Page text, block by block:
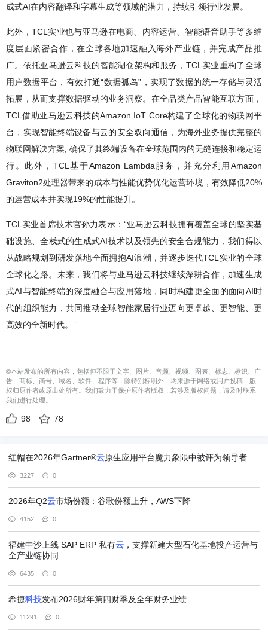
成式AI在内容翻译和字幕生成等领域的潜力，持续引领行业发展。
此外，TCL实业也与亚马逊在电商、内容运营、智能语音助手等多维
度层面紧密合作，在全球各地加速融入海外产业链，并完成产品推
广。依托亚马逊云科技的智能湖仓架构和服务，TCL实业重构了全球
用户数据平台，有效打通“数据孤岛”，实现了数据的统一存储与灵活
拓展，从而支撑数据驱动的业务洞察。在全品类产品智能互联方面，
TCL借助亚马逊云科技的Amazon IoT Core构建了全球化的物联网平
台，实现智能终端设备与云的安全双向通信，为海外业务提供完整的
物联网解决方案, 确保了其终端设备在全球范围内的无缝连接和稳定运
行。此外，TCL基于Amazon Lambda服务，并充分利用Amazon
Graviton2处理器带来的成本与性能优势优化运营环境，有效降低20%
的运营成本并实现19%的性能提升。
TCL实业首席技术官孙力表示：“亚马逊云科技拥有覆盖全球的坚实基
础设施、全栈式的生成式AI技术以及领先的安全合规能力，我们得以
从战略规划到研发落地全面拥抱AI浪潮，并逐步迭代TCL实业的全球
全球化之路。未来，我们将与亚马逊云科技继续深耕合作，加速生成
式AI与智能终端的深度融合与应用落地，同时构建更全面的面向AI时
代的组织能力，共同推动全球智能家居行业迈向更卓越、更智能、更
高效的全新时代。”
©本站发布的所有内容，包括但不限于文字、图片、音频、视频、图表、标志、标识、广
告、商标、商号、域名、软件、程序等，除特别标明外，均来源于网络或用户投稿，版
权归原作者或原出处所有。我们致力于保护原作者版权，若涉及版权问题，请及时联系
我们进行处理。
98 78
红帽在2026年Gartner®云原生应用平台魔力象限中被评为领导者
3227 0
2026年Q2云市场份额：谷歌份额上升，AWS下降
4152 0
福建中沙上线 SAP ERP 私有云 ，支撑新建大型石化基地投产运营与
全产业链协同
6435 0
希捷科技发布2026财年第四财季及全年财务业绩
11291 0